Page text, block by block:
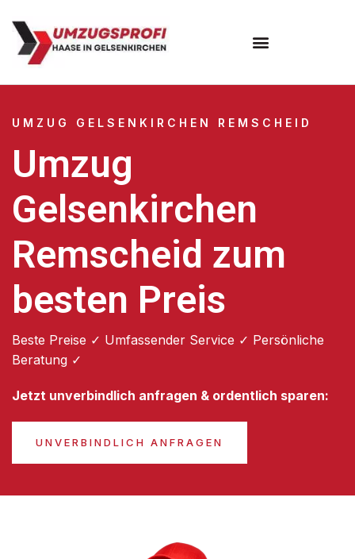
UMZUG GELSENKIRCHEN REMSCHEID
Umzug
Gelsenkirchen
Remscheid zum
besten Preis
Beste Preise ✓ Umfassender Service ✓ Persönliche
Beratung ✓
Jetzt unverbindlich anfragen & ordentlich sparen:
UNVERBINDLICH ANFRAGEN